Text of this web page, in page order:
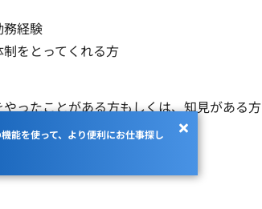
能を使って、より便利にお仕事探し
務経験
制をとってくれる方
やったことがある方もしくは、知見がある方